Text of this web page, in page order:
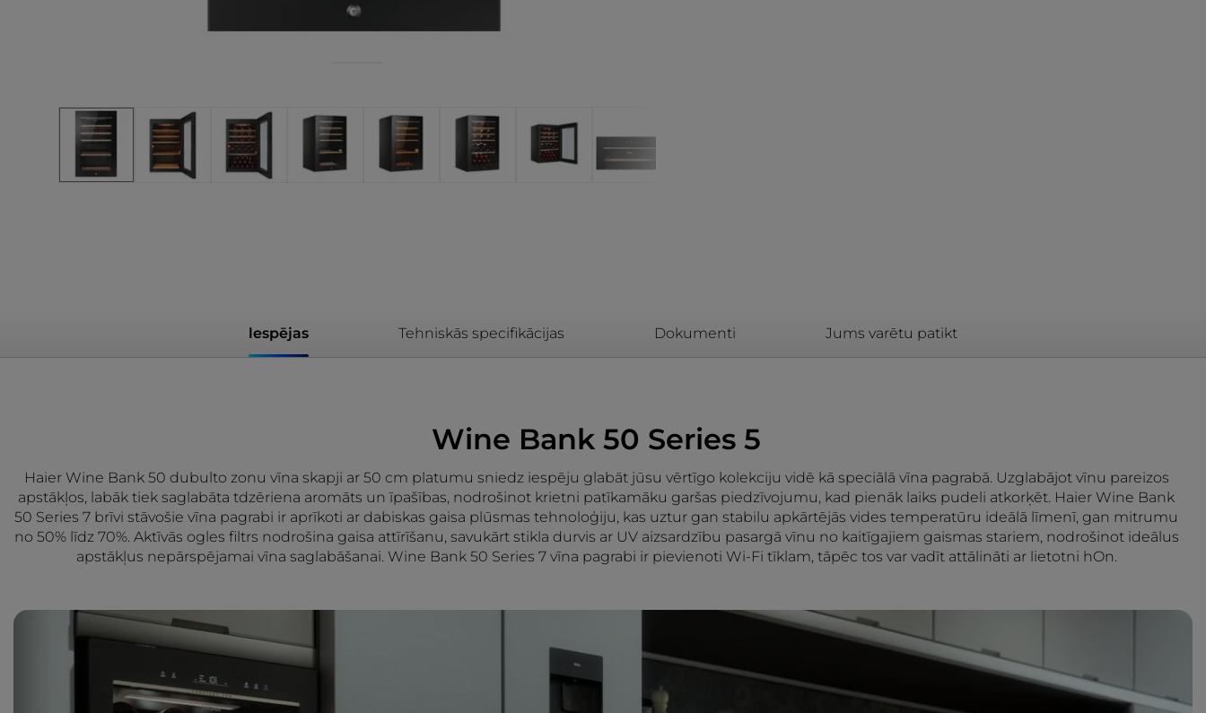
lespējas Tehniskās specifikācijas Dokumenti Jums varētu patikt
Wine Bank 50 Series 5
Haier Wine Bank 50 dubulto zonu vīna skapji ar 50 cm platumu sniedz iespēju glabāt jūsu vērtīgo kolekciju vidē kā speciālā vīna pagrabā. Uzglabājot vīnu pareizos
apstākļos, labāk tiek saglabāta tdzēriena aromāts un īpašības, nodrošinot krietni patīkamāku garšas piedzīvojumu, kad pienāk laiks pudeli atkorķēt. Haier Wine Bank
50 Series 7 brīvi stāvošie vīna pagrabi ir aprīkoti ar dabiskas gaisa plūsmas tehnoloģiju, kas uztur gan stabilu apkārtējās vides temperatūru ideālā līmenī, gan mitrumu
no 50% līdz 70%. Aktīvās ogles filtrs nodrošina gaisa attīrīšanu, savukārt stikla durvis ar UV aizsardzību pasargā vīnu no kaitīgajiem gaismas stariem, nodrošinot ideālus
apstākļus nepārspējamai vīna saglabāšanai. Wine Bank 50 Series 7 vīna pagrabi ir pievienoti Wi-Fi tīklam, tāpēc tos var vadīt attālināti ar lietotni hOn.